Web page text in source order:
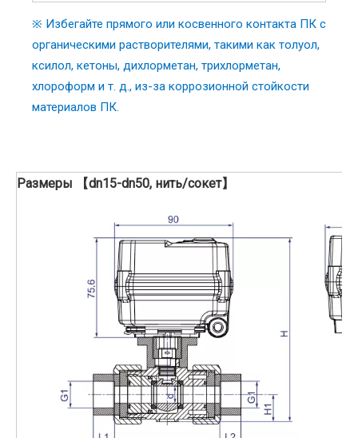
※ Избегайте прямого или косвенного контакта ПК с
органическими растворителями, такими как толуол,
ксилол, кетоны, дихлорметан, трихлорметан,
хлороформ и т. д., из-за коррозионной стойкости
материалов ПК.
Размеры 【dn15-dn50, нить/сокет】